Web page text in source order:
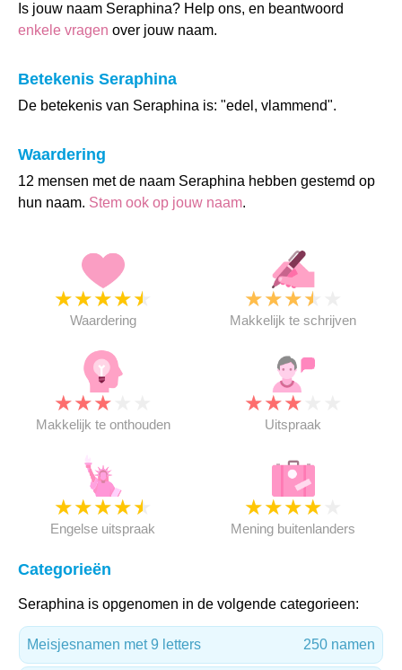
Is jouw naam Seraphina? Help ons, en beantwoord
enkele vragen over jouw naam.
Betekenis Seraphina
De betekenis van Seraphina is: "edel, vlammend".
Waardering
12 mensen met de naam Seraphina hebben gestemd op
hun naam. Stem ook op jouw naam.
★★★★★
Waardering
★★★★
Makkelijk te schrijven
★★★
Makkelijk te onthouden
★★★
Uitspraak
★★★★★
Engelse uitspraak
★★★★
Mening buitenlanders
Categorieën
Seraphina is opgenomen in de volgende categorieen:
Meisjesnamen met 9 letters 250 namen